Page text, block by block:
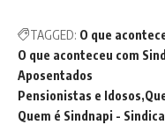
TAGGED: O que
O que aconteceu com
Aposentados
Pensionistas e Idosos
Quem é Sindnapi -